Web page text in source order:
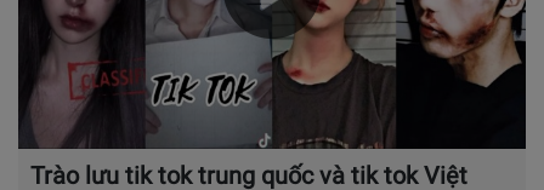
Trào lưu tik tok trung quốc và tik tok Việt